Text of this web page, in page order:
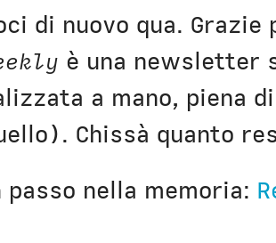
di nuovo qua.
è una newsletter
a mano, piena
Chissà quanto
nella memoria:
new window)